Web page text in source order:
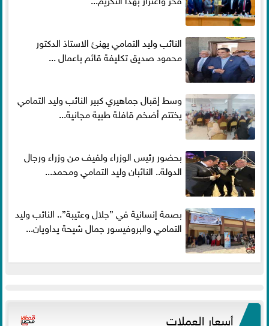
النائب وليد التمامي يهنئ الاستاذ الدكتور
محمود صديق تكليفة قائم باعمال ...
وسط إقبال جماهيري كبير النائب وليد التمامي
يختتم أضخم قافلة طبية مجانية...
بحضور رئيس الوزراء ولفيف من وزراء ورجال
الدولة.. النائبان وليد التمامي ومحمد...
بصمة إنسانية في ”جلال وعتيبة”.. النائب وليد
التمامي والبروفيسور جمال شيحة يداويان...
أسعار العملات